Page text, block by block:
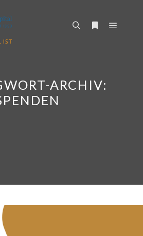
ARCHIV: